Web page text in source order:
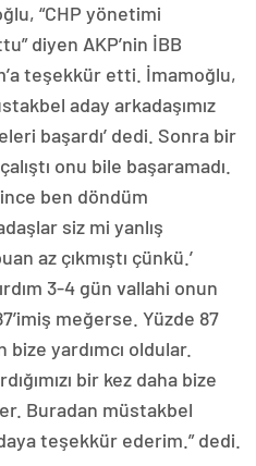
“CHP yönetimi
diyen AKP’nin İBB
teşekkür etti. İmamoğlu,
aday arkadaşımız
başardı’ dedi. Sonra bir
onu bile başaramadı.
ben döndüm
siz mi yanlış
az çıkmıştı çünkü.’
3-4 gün vallahi onun
meğerse. Yüzde 87
bize yardımcı oldular.
bir kez daha bize
Buradan müstakbel
teşekkür ederim.” dedi.